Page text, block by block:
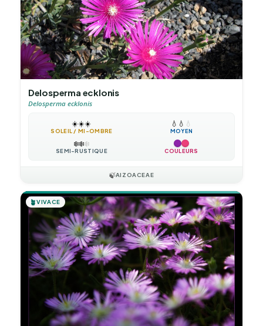
Delosperma ecklonis
Delosperma ecklonis
☀️☀️☀️
SOLEIL / MI-OMBRE
💧 💧 💧
MOYEN
❄️❄️❄️
SEMI-RUSTIQUE COULEURS
🍃AIZOACEAE
🪴VIVACE